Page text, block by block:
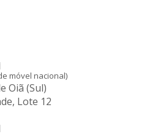
móvel nacional)
Oiã (Sul)
Lote 12